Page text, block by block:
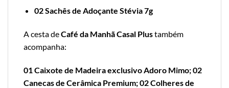
02 Sachês de Adoçante Stévia 7g
A cesta deCafé da Manhã Casal Plustambém
acompanha:
01 Caixote de Madeira exclusivo Adoro Mimo; 02
Canecas de Cerâmica Premium; 02 Colheres de